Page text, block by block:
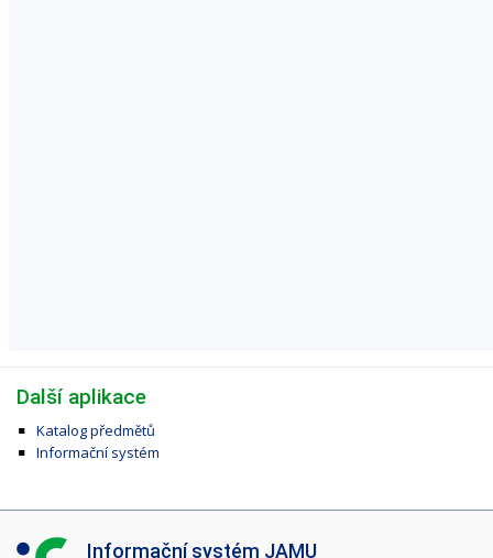
Další aplikace
Katalog předmětů
Informační systém
I Informační systém JAMU